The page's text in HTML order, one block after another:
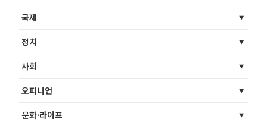
국제
정치
사회
오피니언
문화·라이프